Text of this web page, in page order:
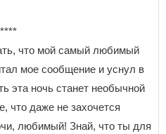
****
что мой самый любимый
мое сообщение и уснул в
эта ночь станет необычной
что даже не захочется
любимый! Знай, что ты для